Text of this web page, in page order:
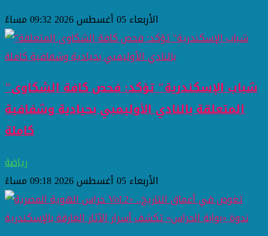
الأربعاء 05 أغسطس 2026 09:32 مساءً
"شباب الإسكندرية" تؤكد: فحص كافة الشكاوى
المتعلقة بالنادي الأوليمبي بحيادية وشفافية
كاملة
رياضة
الأربعاء 05 أغسطس 2026 09:18 مساءً